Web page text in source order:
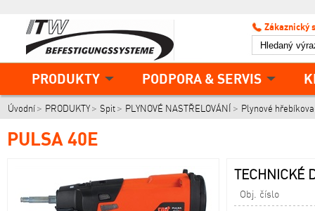
PRODUKTY PODPORA & SERVIS
Zákaznický
Úvodní PRODUKTY Spit PLYNOVÉ NASTŘELOVÁNÍ Plynové
PULSA 40E
TECHNICKÉ
Obj. číslo